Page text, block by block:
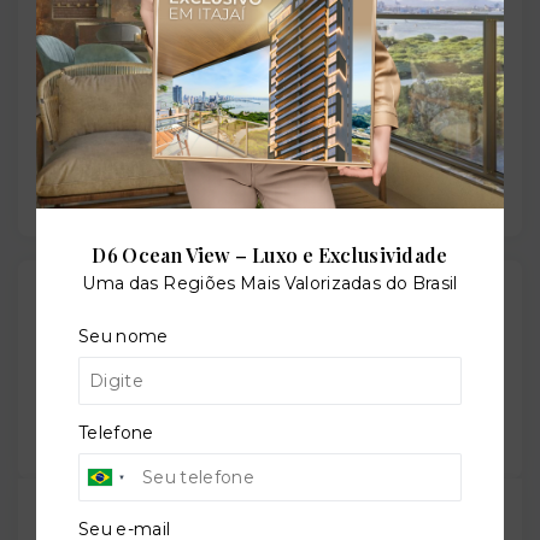
−
Gostou do imóvel?
Salve ele nos seus favoritos ou então compartilhe
com alguém no WhatsApp:
Compartilhar
D6 Ocean View – Luxo e Exclusividade
Uma das Regiões Mais Valorizadas do Brasil
Seu nome
Telefone
Seu e-mail